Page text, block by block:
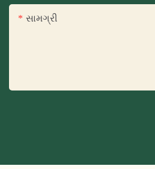
સામગ્રી